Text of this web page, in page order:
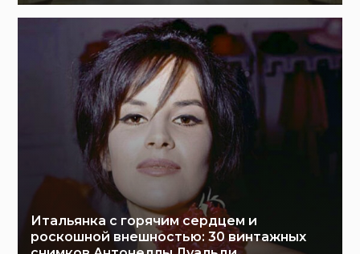
Итальянка с горячим сердцем и
роскошной внешностью: 30 винтажных